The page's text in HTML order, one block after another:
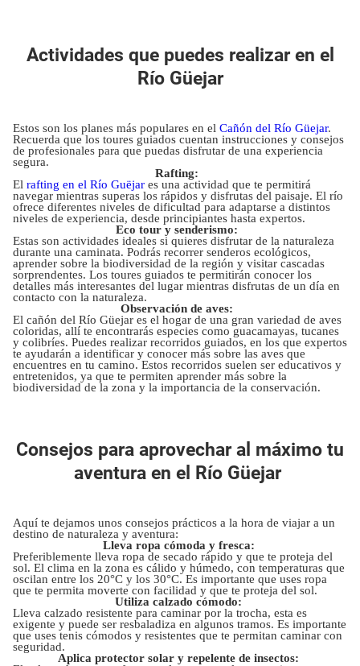
Actividades que puedes realizar en el
Río Güejar
Estos son los planes más populares en el Cañón del Río Güejar.
Recuerda que los toures guiados cuentan instrucciones y consejos
de profesionales para que puedas disfrutar de una experiencia
segura.
Rafting:
El rafting en el Río Guëjar es una actividad que te permitirá
navegar mientras superas los rápidos y disfrutas del paisaje. El río
ofrece diferentes niveles de dificultad para adaptarse a distintos
niveles de experiencia, desde principiantes hasta expertos.
Eco tour y senderismo:
Estas son actividades ideales si quieres disfrutar de la naturaleza
durante una caminata. Podrás recorrer senderos ecológicos,
aprender sobre la biodiversidad de la región y visitar cascadas
sorprendentes. Los toures guiados te permitirán conocer los
detalles más interesantes del lugar mientras disfrutas de un día en
contacto con la naturaleza.
Observación de aves:
El cañón del Río Güejar es el hogar de una gran variedad de aves
coloridas, allí te encontrarás especies como guacamayas, tucanes
y colibríes. Puedes realizar recorridos guiados, en los que expertos
te ayudarán a identificar y conocer más sobre las aves que
encuentres en tu camino. Estos recorridos suelen ser educativos y
entretenidos, ya que te permiten aprender más sobre la
biodiversidad de la zona y la importancia de la conservación.
Consejos para aprovechar al máximo tu
aventura en el Río Güejar
Aquí te dejamos unos consejos prácticos a la hora de viajar a un
destino de naturaleza y aventura:
Lleva ropa cómoda y fresca:
Preferiblemente lleva ropa de secado rápido y que te proteja del
sol. El clima en la zona es cálido y húmedo, con temperaturas que
oscilan entre los 20°C y los 30°C. Es importante que uses ropa
que te permita moverte con facilidad y que te proteja del sol.
Utiliza calzado cómodo:
Lleva calzado resistente para caminar por la trocha, esta es
exigente y puede ser resbaladiza en algunos tramos. Es importante
que uses tenis cómodos y resistentes que te permitan caminar con
seguridad.
Aplica protector solar y repelente de insectos: